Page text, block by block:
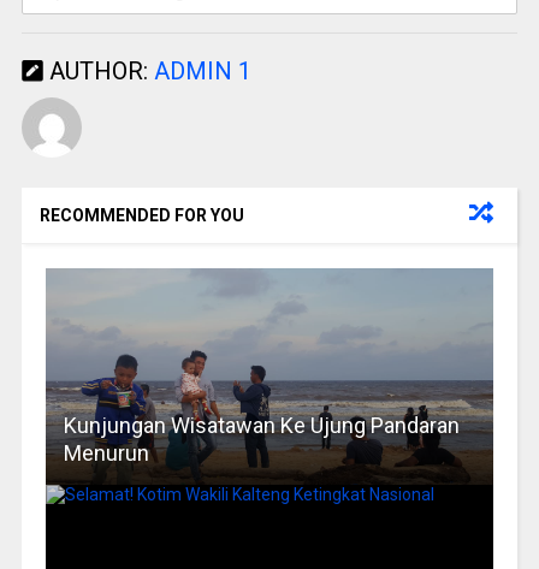
AUTHOR: ADMIN 1
RECOMMENDED FOR YOU
Kunjungan Wisatawan Ke Ujung Pandaran
Menurun